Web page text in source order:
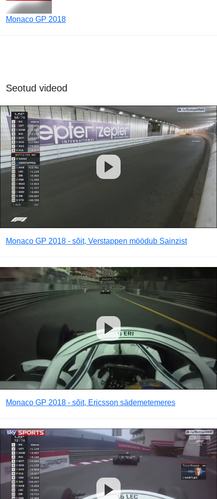
Monaco GP 2018
Seotud videod
Monaco GP 2018 - sõit, Verstappen möödub Sainzist
Monaco GP 2018 - sõit, Ericsson sädemetemeres